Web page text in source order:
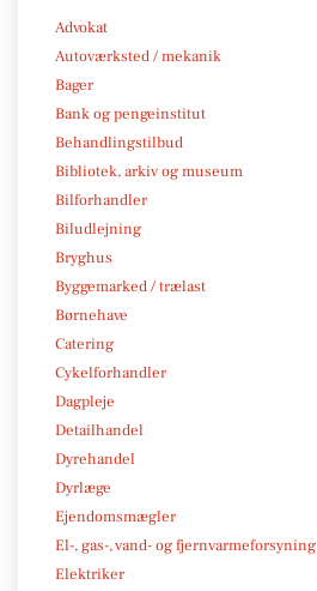
Advokat
Autoværksted / mekanik
Bager
Bank og pengeinstitut
Behandlingstilbud
Bibliotek, arkiv og museum
Bilforhandler
Biludlejning
Bryghus
Byggemarked / trælast
Børnehave
Catering
Cykelforhandler
Dagpleje
Detailhandel
Dyrehandel
Dyrlæge
Ejendomsmægler
El-, gas-, vand- og fjernvarmeforsyning
Elektriker